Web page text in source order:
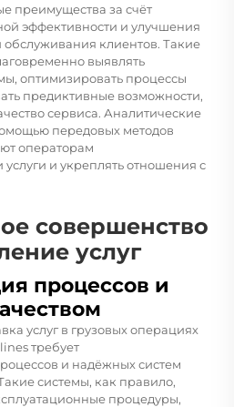
преимущества за счёт
эффективности и улучшения
обслуживания клиентов. Такие
выявлять
оптимизировать процессы
предиктивные возможности,
сервиса. Аналитические
передовых методов
операторам
и укреплять отношения с
совершенство
услуг
процессов и
услуг в грузовых операциях
требует
и надёжных систем
системы, как правило,
процедуры,